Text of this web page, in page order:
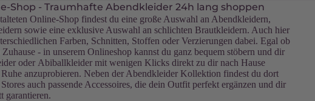
Shop - Traumhafte Abendkleider 24h lang shoppen
Online-Shop findest du eine große Auswahl an Abendkleidern,
sowie eine exklusive Auswahl an schlichten Brautkleidern. Auch hier
Farben, Schnitten, Stoffen oder Verzierungen dabei. Egal ob
- in unserem Onlineshop kannst du ganz bequem stöbern und dir
oder Abiballkleider mit wenigen Klicks direkt zu dir nach Hause
anzuprobieren. Neben der Abendkleider Kollektion findest du dort
auch passende Accessoires, die dein Outfit perfekt ergänzen und dir
garantieren.